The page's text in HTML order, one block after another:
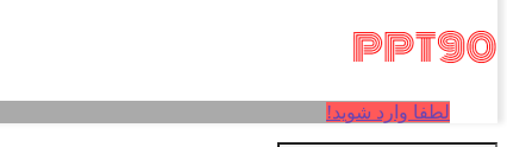
لطفا وارد شوید!